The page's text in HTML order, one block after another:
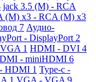
jack 3.5 (M) - RCA
(M) x3 - RCA (M) x3
7 Аудио-
- DisplayPort 2
1 HDMI - DVI 4
- miniHDMI 6
HDMI 1 Type-c -
1 VGA - VGA 9